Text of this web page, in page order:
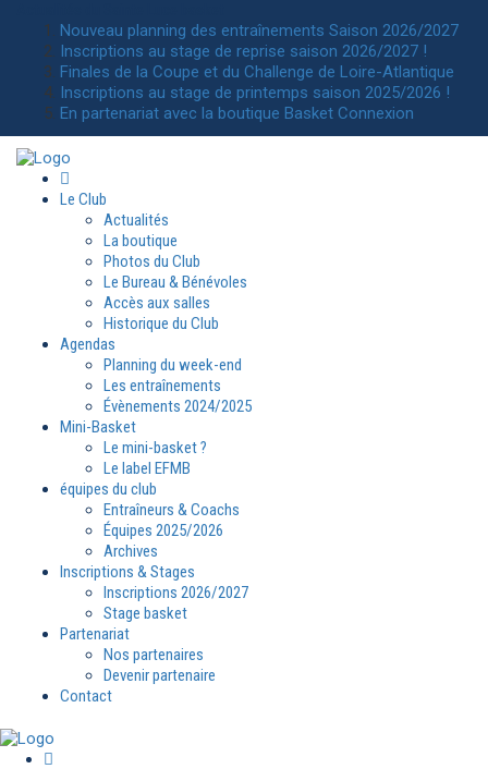
Nouveau planning des entraînements Saison 2026/2027
Inscriptions au stage de reprise saison 2026/2027 !
Finales de la Coupe et du Challenge de Loire-Atlantique
Inscriptions au stage de printemps saison 2025/2026 !
En partenariat avec la boutique Basket Connexion
Le Club
Actualités
La boutique
Photos du Club
Le Bureau & Bénévoles
Accès aux salles
Historique du Club
Agendas
Planning du week-end
Les entraînements
Évènements 2024/2025
Mini-Basket
Le mini-basket ?
Le label EFMB
équipes du club
Entraîneurs & Coachs
Équipes 2025/2026
Archives
Inscriptions & Stages
Inscriptions 2026/2027
Stage basket
Partenariat
Nos partenaires
Devenir partenaire
Contact